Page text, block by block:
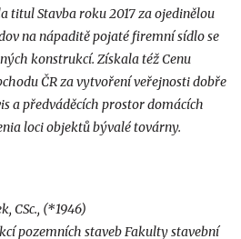
titul Stavba roku 2017 za ojedinělou
na nápaditě pojaté firemní sídlo se
konstrukcí. Získala též Cenu
ČR za vytvoření veřejnosti dobře
a předváděcích prostor domácích
loci objektů bývalé továrny.
CSc., (*1946)
pozemních staveb Fakulty stavební